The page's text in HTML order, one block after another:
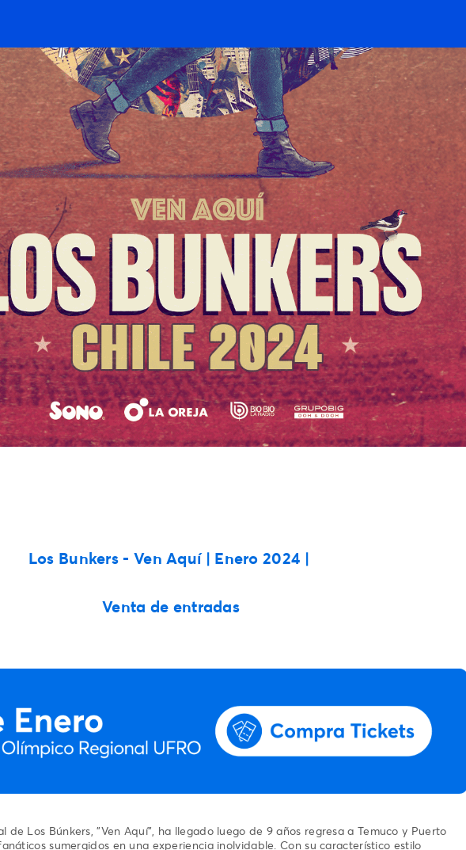
Los Bunkers - Ven Aquí | Enero 2024 |
Venta de entradas
de Los Búnkers, "Ven Aquí", ha llegado luego de 9 años regresa a Temuco y Puerto
sumergidos en una experiencia inolvidable. Con su característico estilo